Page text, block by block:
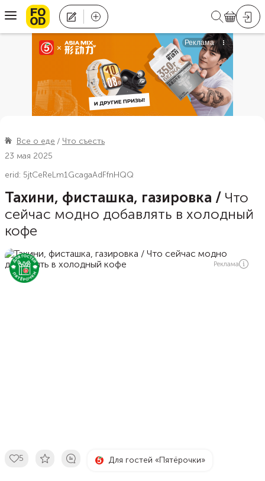
Все о еде
Что съесть
23 мая 2025
erid: 5jtCeReLm1GcagaAdFfnHQQ
Тахини, фисташка, газировка / Что
сейчас модно добавлять в холодный
кофе
Реклама
5 Для гостей «Пятёрочки»